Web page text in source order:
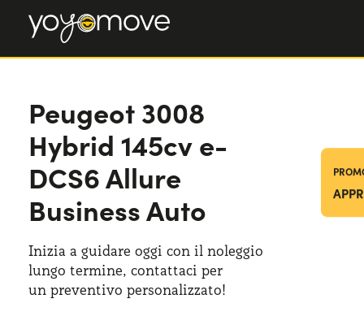
Hybrid 145cv e-DCS6 Allure Business Auto
Peugeot 3008
Hybrid 145cv e-
DCS6 Allure
Business Auto
Inizia a guidare oggi con il noleggio
lungo termine, contattaci per
un preventivo personalizzato!